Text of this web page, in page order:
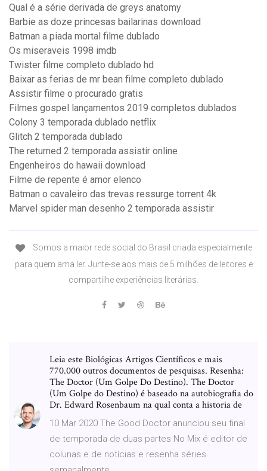
Qual é a série derivada de greys anatomy
Barbie as doze princesas bailarinas download
Batman a piada mortal filme dublado
Os miseraveis 1998 imdb
Twister filme completo dublado hd
Baixar as ferias de mr bean filme completo dublado
Assistir filme o procurado gratis
Filmes gospel lançamentos 2019 completos dublados
Colony 3 temporada dublado netflix
Glitch 2 temporada dublado
The returned 2 temporada assistir online
Engenheiros do hawaii download
Filme de repente é amor elenco
Batman o cavaleiro das trevas ressurge torrent 4k
Marvel spider man desenho 2 temporada assistir
Somos a maior rede social do Brasil criada especialmente
para quem ama ler. Junte-se aos mais de 5 milhões de leitores e
compartilhe experiências literárias.
Leia este Biológicas Artigos Científicos e mais
770.000 outros documentos de pesquisas. Resenha:
The Doctor (Um Golpe Do Destino). The Doctor
(Um Golpe do Destino) é baseado na autobiografia do
Dr. Edward Rosenbaum na qual conta a historia de
10 Mar 2020 The Good Doctor anunciou seu final
de temporada de duas partes No Mix é editor de
colunas e de notícias e resenha séries